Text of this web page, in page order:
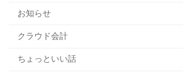
お知らせ
クラウド会計
ちょっといい話